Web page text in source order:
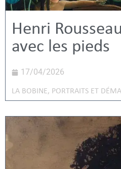
Henri
avec les pieds
17/04/2026
LA BOBINE, PORTRAITS ET